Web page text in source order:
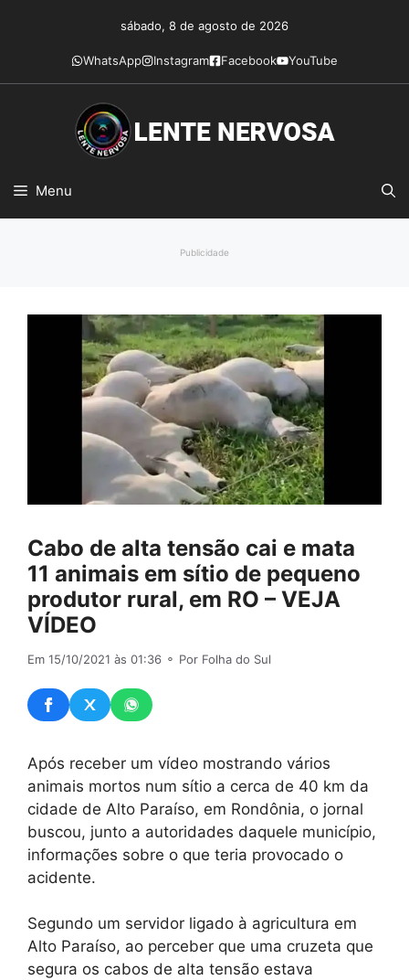
conteúdo
sábado, 8 de agosto de 2026
WhatsApp Instagram Facebook YouTube
Menu
Publicidade
Cabo de alta tensão cai e mata
11 animais em sítio de pequeno
produtor rural, em RO – VEJA
VÍDEO
Em 15/10/2021 às 01:36 ⚬ Por Folha do Sul
Após receber um vídeo mostrando vários
animais mortos num sítio a cerca de 40 km da
cidade de Alto Paraíso, em Rondônia, o jornal
buscou, junto a autoridades daquele município,
informações sobre o que teria provocado o
acidente.
Segundo um servidor ligado à agricultura em
Alto Paraíso, ao perceber que uma cruzeta que
segura os cabos de alta tensão estava